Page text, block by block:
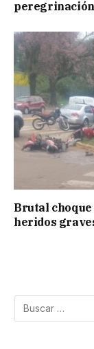
peregrinación
Brutal choque
heridos